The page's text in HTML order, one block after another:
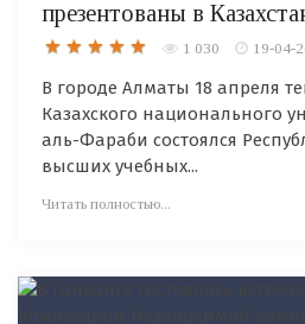
презентованы в
1 030 19-04-
В городе Алматы 18 апреля
Казахского национального
аль-Фараби состоялся
высших учебных...
Читать полностью...